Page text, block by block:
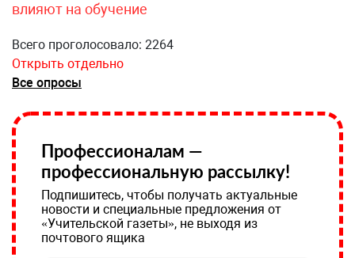
влияют на обучение
Всего проголосовало: 2264
Открыть отдельно
Все опросы
Профессионалам —
профессиональную рассылку!
Подпишитесь, чтобы получать актуальные
новости и специальные предложения от
«Учительской газеты», не выходя из
почтового ящика